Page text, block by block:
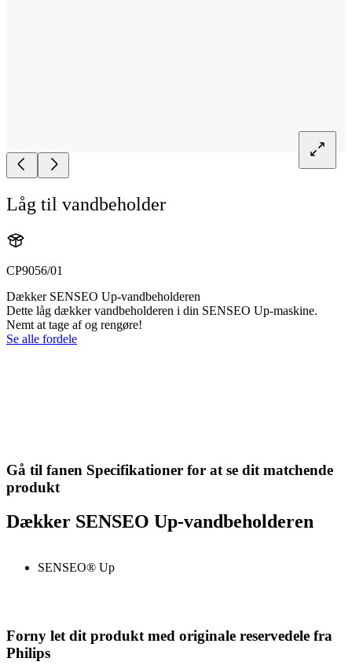
Låg til vandbeholder
CP9056/01
Dækker SENSEO Up-vandbeholderen
Dette låg dækker vandbeholderen i din SENSEO Up-maskine.
Nemt at tage af og rengøre!
Se alle fordele
Gå til fanen Specifikationer for at se dit matchende
produkt
Dækker SENSEO Up-vandbeholderen
SENSEO® Up
Forny let dit produkt med originale reservedele fra
Philips